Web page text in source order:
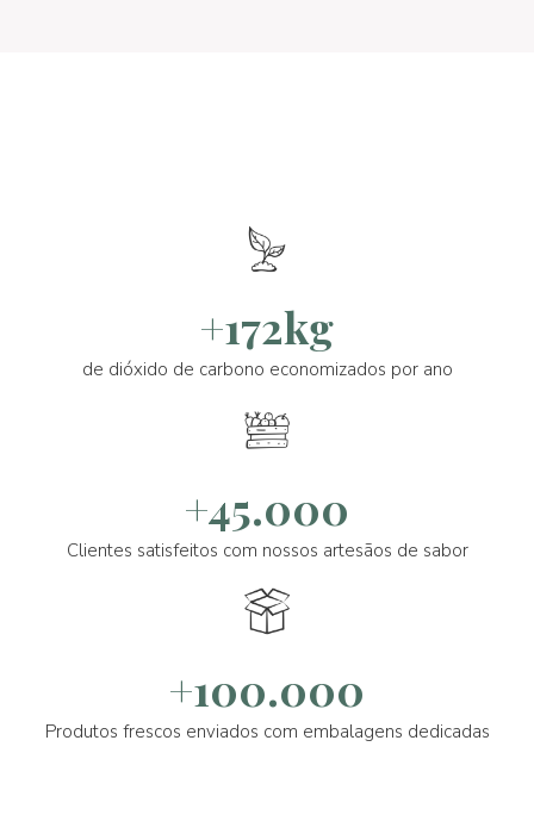
+172kg
de dióxido de carbono economizados por ano
+45.000
Clientes satisfeitos com nossos artesãos de sabor
+100.000
Produtos frescos enviados com embalagens dedicadas